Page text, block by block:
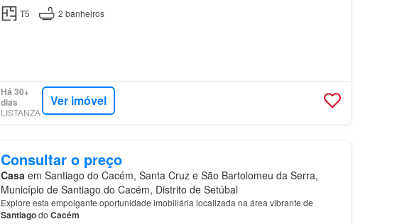
T5
2 banheiros
Há 30+
dias
LISTANZA
Ver imóvel
Consultar o preço
Casa em Santiago do Cacém, Santa Cruz e São Bartolomeu da Serra,
Município de Santiago do Cacém, Distrito de Setúbal
Explore esta empolgante oportunidade imobiliária localizada na área vibrante de
Santiagodo Cacém